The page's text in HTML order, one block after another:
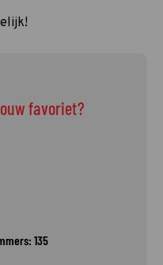
favoriet?
135